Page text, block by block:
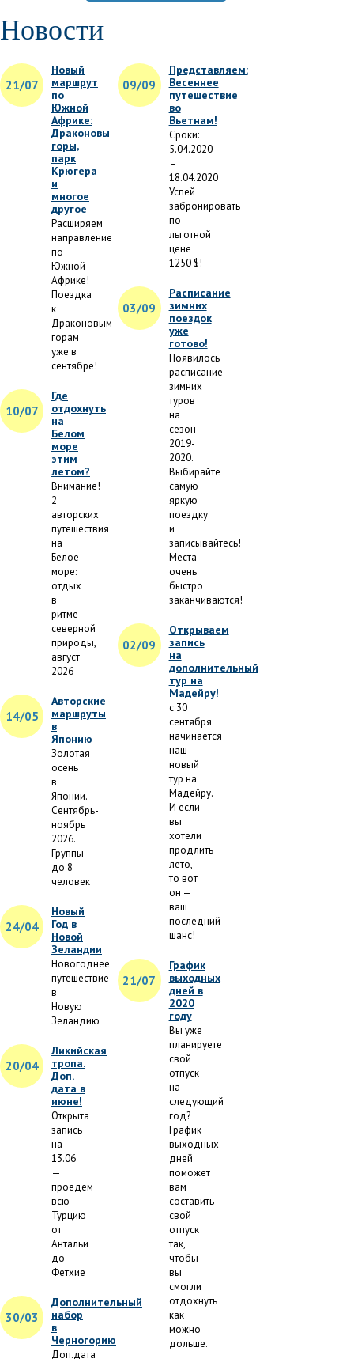
Новости
21/07
Новый
маршрут
по
Южной
Африке:
Драконовы
горы,
парк
Крюгера
и
многое
другое
Расширяем
направление
по
Южной
Африке!
Поездка
к
Драконовым
горам
уже в
сентябре!
10/07
Где
отдохнуть
на
Белом
море
этим
летом?
Внимание!
2
авторских
путешествия
на
Белое
море:
отдых
в
ритме
северной
природы,
август
2026
14/05
Авторские
маршруты
в
Японию
Золотая
осень
в
Японии.
Сентябрь-
ноябрь
2026.
Группы
до 8
человек
24/04
Новый
Год в
Новой
Зеландии
Новогоднее
путешествие
в
Новую
Зеландию
20/04
Ликийская
тропа.
Доп.
дата в
июне!
Открыта
запись
на
13.06
—
проедем
всю
Турцию
от
Антальи
до
Фетхие
30/03
Дополнительный
набор
в
Черногорию
Доп.дата
09/09
Представляем:
Весеннее
путешествие
во
Вьетнам!
Сроки:
5.04.2020
–
18.04.2020
Успей
забронировать
по
льготной
цене
1250 $!
03/09
Расписание
зимних
поездок
уже
готово!
Появилось
расписание
зимних
туров
на
сезон
2019-
2020.
Выбирайте
самую
яркую
поездку
и
записывайтесь!
Места
очень
быстро
заканчиваются!
02/09
Открываем
запись
на
дополнительный
тур на
Мадейру!
с 30
сентября
начинается
наш
новый
тур на
Мадейру.
И если
вы
хотели
продлить
лето,
то вот
он —
ваш
последний
шанс!
21/07
График
выходных
дней в
2020
году
Вы уже
планируете
свой
отпуск
на
следующий
год?
График
выходных
дней
поможет
вам
составить
свой
отпуск
так,
чтобы
вы
смогли
отдохнуть
как
можно
дольше.